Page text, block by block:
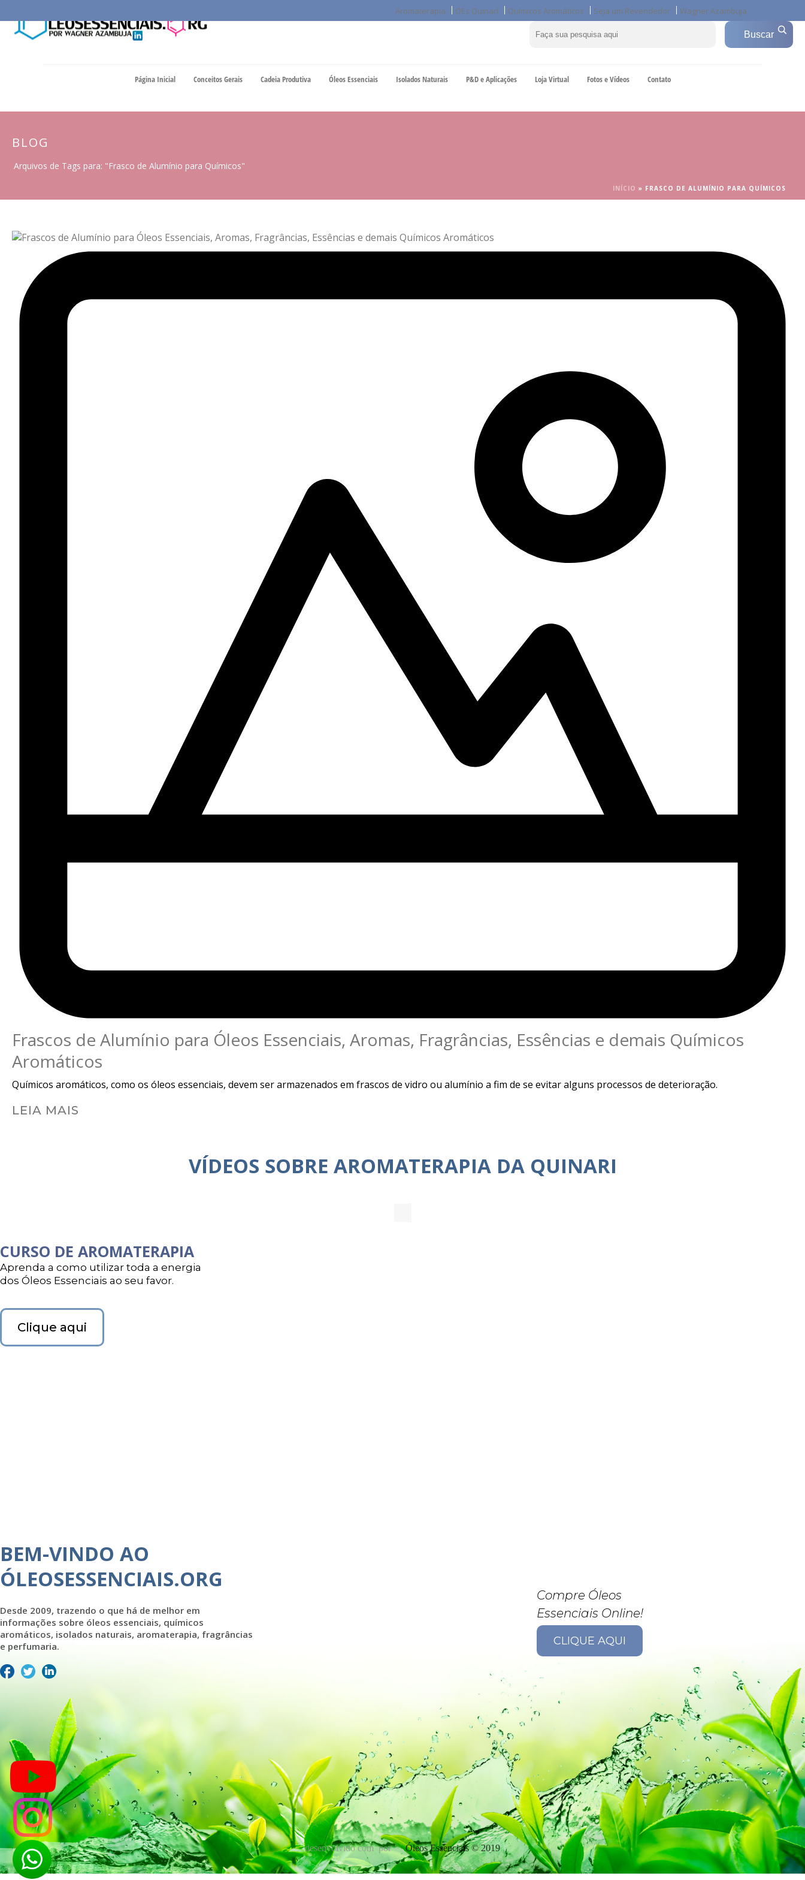
Aromaterapia OEs Quinarí Químicos Aromáticos Seja um Revendedor Wagner Azambuja
Página Inicial Conceitos Gerais Cadeia Produtiva Óleos Essenciais Isolados Naturais P&D e Aplicações Loja Virtual Fotos e Vídeos Contato
BLOG
Arquivos de Tags para: "Frasco de Alumínio para Químicos"
INÍCIO » FRASCO DE ALUMÍNIO PARA QUÍMICOS
Frascos de Alumínio para Óleos Essenciais, Aromas, Fragrâncias, Essências e demais Químicos
Aromáticos
Químicos aromáticos, como os óleos essenciais, devem ser armazenados em frascos de vidro ou alumínio a fim de se evitar alguns processos de deterioração.
LEIA MAIS
VÍDEOS SOBRE AROMATERAPIA DA QUINARI
CURSO DE AROMATERAPIA
Aprenda a como utilizar toda a energia
dos Óleos Essenciais ao seu favor.
Clique aqui
BEM-VINDO AO
ÓLEOSESSENCIAIS.ORG
Desde 2009, trazendo o que há de melhor em
informações sobre óleos essenciais, químicos
aromáticos, isolados naturais, aromaterapia, fragrâncias
e perfumaria.
Compre Óleos
Essenciais Online!
CLIQUE AQUI
desenvolvido com porÓleos Essenciais © 2019